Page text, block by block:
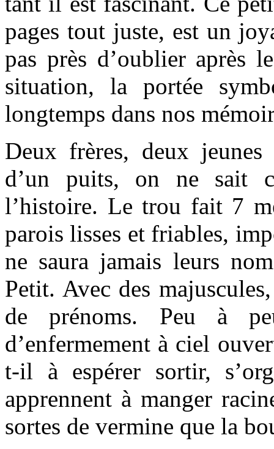
pages tout juste, est un
pas près d’oublier après
situation, la portée
longtemps dans nos
Deux frères, deux
d’un puits, on ne sait
l’histoire. Le trou fait 7
parois lisses et friables,
ne saura jamais leurs
Petit. Avec des
de prénoms. Peu à
d’enfermement à ciel
t-il à espérer sortir,
apprennent à manger
sortes de vermine que la